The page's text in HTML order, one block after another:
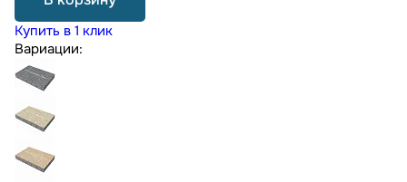
Купить в 1 клик
Вариации: